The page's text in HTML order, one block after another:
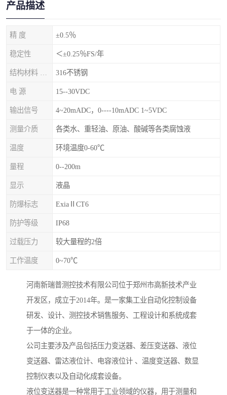
产品描述
精 度 ±0.5％
稳定性 ＜±0.25％FS/年
316不锈钢
电 源 15--30VDC
输出信号 4~20mADC，0----10mADC 1~5VDC
测量介质 各类水、重轻油、原油、酸碱等各类腐蚀液
温度 环境温度0-60℃
量程 0--200m
显示 液晶
防爆标志 ExiaⅡCT6
防护等级 IP68
过载压力 较大量程的2倍
工作温度 0~70℃
河南新瑞普测控技术有限公司位于郑州市高新技术产业
开发区，成立于2014年。是一家集工业自动化控制设备
研发、设计、测控技术销售服务、工程设计和系统成套
于一体的企业。
公司主要涉及产品包括压力变送器、差压变送器、液位
变送器、雷达液位计、电容液位计 、温度变送器、数显
控制仪表以及自动化成套设备。
液位变送器是一种常用于工业领域的仪器，用于测量和